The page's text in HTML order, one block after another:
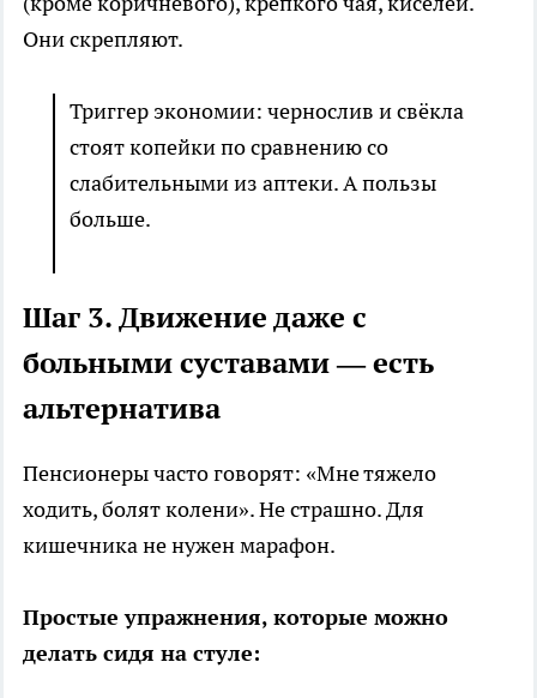
Они скрепляют.
Триггер экономии: чернослив и свёкла
стоят копейки по сравнению со
слабительными из аптеки. А пользы
больше.
Шаг 3. Движение даже с
больными суставами — есть
альтернатива
Пенсионеры часто говорят: «Мне тяжело
ходить, болят колени». Не страшно. Для
кишечника не нужен марафон.
Простые упражнения, которые можно
делать сидя на стуле: